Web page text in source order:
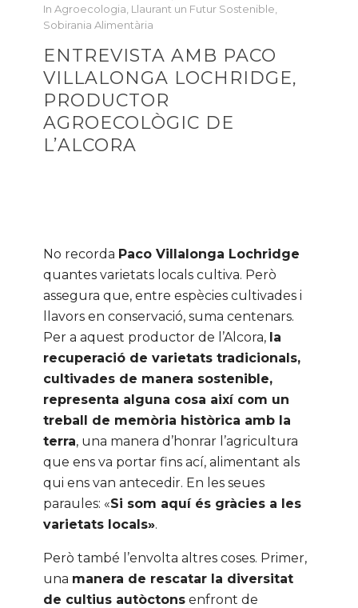
In Agroecologia Llaurant un Futur Sostenible
Sobirania Alimentària
ENTREVISTA AMB PACO
VILLALONGA LOCHRIDGE,
PRODUCTOR
AGROECOLÒGIC DE
L’ALCORA
No recorda Paco Villalonga Lochridge
quantes varietats locals cultiva. Però
assegura que, entre espècies cultivades i
llavors en conservació, suma centenars.
Per a aquest productor de l’Alcora, la
recuperació de varietats tradicionals,
cultivades de manera sostenible,
representa alguna cosa així com un
treball de memòria històrica amb la
terra, una manera d’honrar l’agricultura
que ens va portar fins ací, alimentant als
qui ens van antecedir. En les seues
paraules: «Si som aquí és gràcies a les
varietats locals».
Però també l’envolta altres coses. Primer,
una manera de rescatar la diversitat
de cultius autòctons enfront de